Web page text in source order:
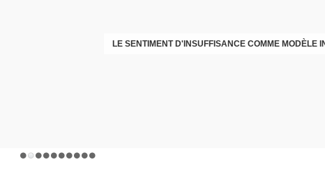
LE SENTIMENT D'INSUFFISANCE COMME MODÈLE
DÉNI MÉDICAL SUR LES EFFETS